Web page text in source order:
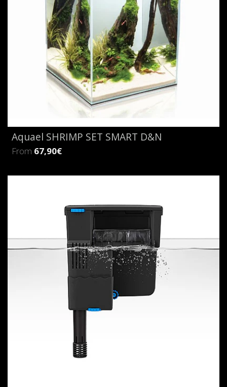
Aquael SHRIMP SET SMART D&N
From 67,90€